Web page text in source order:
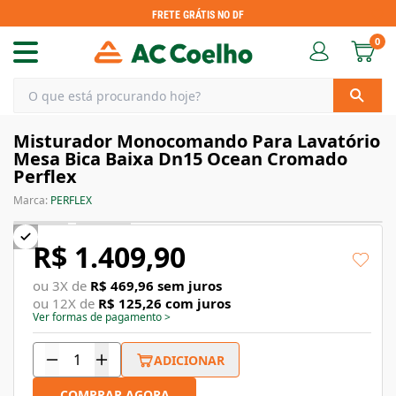
FRETE GRÁTIS NO DF
0
Misturador Monocomando Para Lavatório
Mesa Bica Baixa Dn15 Ocean Cromado
Perflex
Marca: PERFLEX
R$ 1.409,90
ou 3X de R$ 469,96 sem juros
ou 12X de R$ 125,26 com juros
Ver formas de pagamento>
ADICIONAR